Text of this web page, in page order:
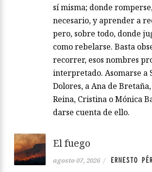
sí misma; donde
necesario, y aprender a
pero, sobre todo, donde
como rebelarse. Basta
recorrer, esos nombres
interpretado. Asomarse a
Dolores, a Ana de
Reina, Cristina o Mónica
darse cuenta de ello.
El fuego
agosto 07, 2026 / ERNESTO